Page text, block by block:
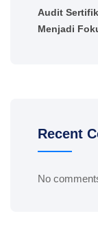
Audit
Menjadi
Recent
No